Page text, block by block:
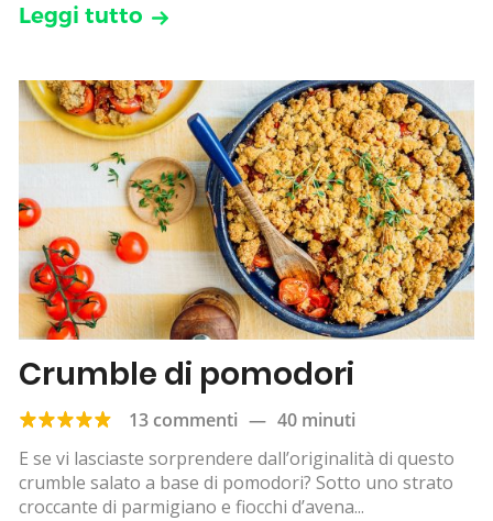
Leggi tutto
Crumble di pomodori
13 commenti — 40 minuti
E se vi lasciaste sorprendere dall’originalità di questo
crumble salato a base di pomodori? Sotto uno strato
croccante di parmigiano e fiocchi d’avena...